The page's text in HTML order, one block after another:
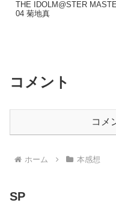
THE IDOLM@STER
04 菊地真
コメント
コメ
ホーム 本感想
SP